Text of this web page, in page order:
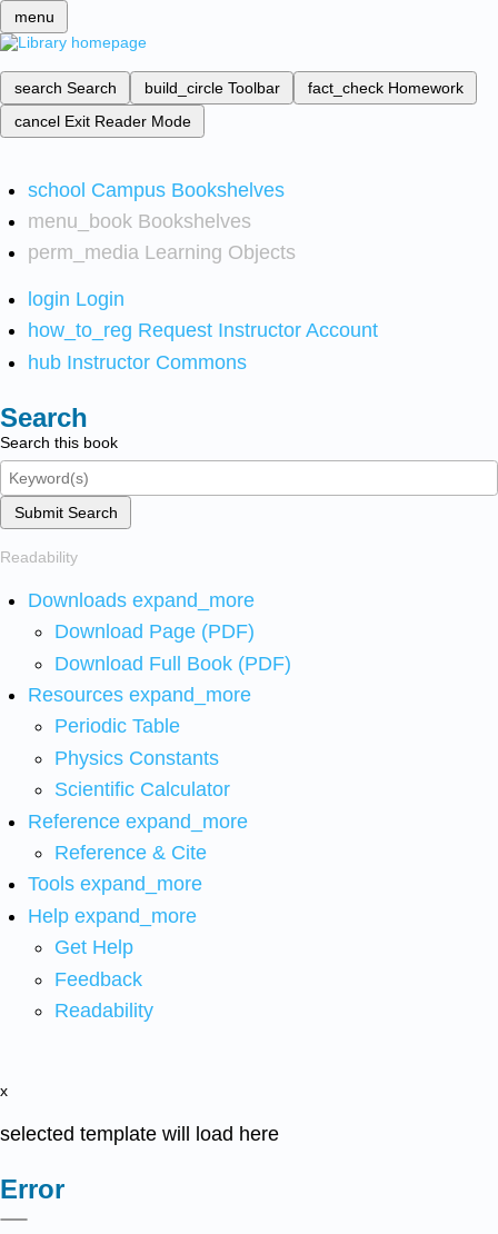
menu
search Search build_circle Toolbar fact_check Homework
cancel Exit Reader Mode
school Campus Bookshelves
menu_book Bookshelves
perm_media Learning Objects
login Login
how_to_reg Request Instructor Account
hub Instructor Commons
Search
Search this book
Submit Search
Readability
Downloads expand_more
Download Page (PDF)
Download Full Book (PDF)
Resources expand_more
Periodic Table
Physics Constants
Scientific Calculator
Reference expand_more
Reference & Cite
Tools expand_more
Help expand_more
Get Help
Feedback
Readability
x
selected template will load here
Error